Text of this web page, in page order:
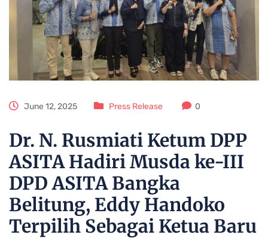
June 12, 2025 Press Release 0
Dr. N. Rusmiati Ketum DPP
ASITA Hadiri Musda ke-III
DPD ASITA Bangka
Belitung, Eddy Handoko
Terpilih Sebagai Ketua Baru